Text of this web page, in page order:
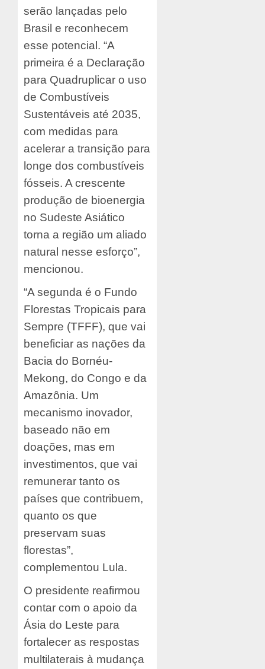
serão lançadas pelo
Brasil e reconhecem
esse potencial. “A
primeira é a Declaração
para Quadruplicar o uso
de Combustíveis
Sustentáveis até 2035,
com medidas para
acelerar a transição para
longe dos combustíveis
fósseis. A crescente
produção de bioenergia
no Sudeste Asiático
torna a região um aliado
natural nesse esforço”,
mencionou.
“A segunda é o Fundo
Florestas Tropicais para
Sempre (TFFF), que vai
beneficiar as nações da
Bacia do Bornéu-
Mekong, do Congo e da
Amazônia. Um
mecanismo inovador,
baseado não em
doações, mas em
investimentos, que vai
remunerar tanto os
países que contribuem,
quanto os que
preservam suas
florestas”,
complementou Lula.
O presidente reafirmou
contar com o apoio da
Ásia do Leste para
fortalecer as respostas
multilaterais à mudança